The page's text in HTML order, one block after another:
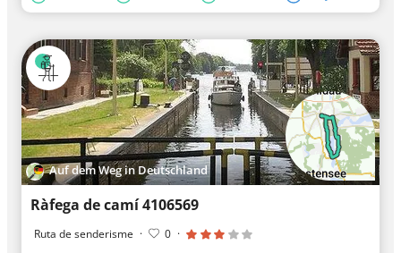
Auf dem Weg in Deutschland
Ràfega de camí 4106569
Ruta de senderisme · 0 ·